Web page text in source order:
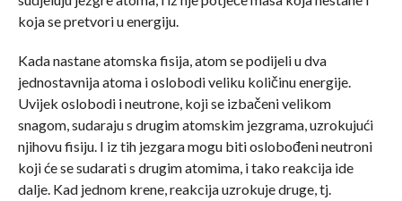
koja se pretvori u energiju.
Kada nastane atomska fisija, atom se podijeli u dva
jednostavnija atoma i oslobodi veliku količinu energije.
Uvijek oslobodi i neutrone, koji se izbačeni velikom
snagom, sudaraju s drugim atomskim jezgrama, uzrokujući
njihovu fisiju. I iz tih jezgara mogu biti oslobođeni neutroni
koji će se sudarati s drugim atomima, i tako reakcija ide
dalje. Kad jednom krene, reakcija uzrokuje druge, tj.